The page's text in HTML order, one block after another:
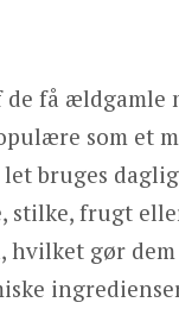
de få
som et
bruges
stilke, frugt
hvilket gør